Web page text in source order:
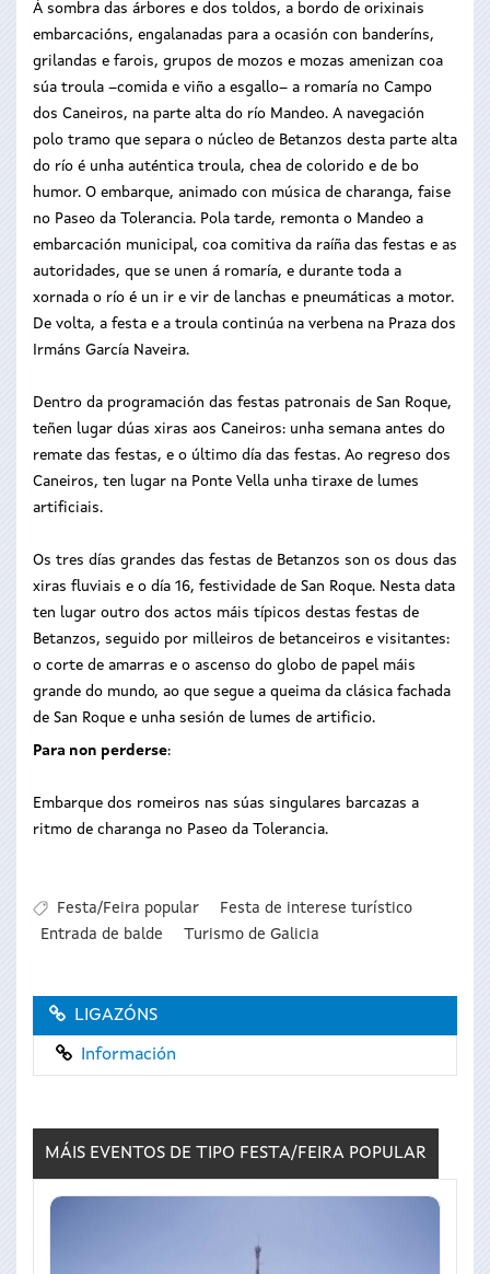
Á sombra das árbores e dos toldos, a bordo de orixinais
embarcacións, engalanadas para a ocasión con banderíns,
grilandas e farois, grupos de mozos e mozas amenizan coa
súa troula –comida e viño a esgallo– a romaría no Campo
dos Caneiros, na parte alta do río Mandeo. A navegación
polo tramo que separa o núcleo de Betanzos desta parte alta
do río é unha auténtica troula, chea de colorido e de bo
humor. O embarque, animado con música de charanga, faise
no Paseo da Tolerancia. Pola tarde, remonta o Mandeo a
embarcación municipal, coa comitiva da raíña das festas e as
autoridades, que se unen á romaría, e durante toda a
xornada o río é un ir e vir de lanchas e pneumáticas a motor.
De volta, a festa e a troula continúa na verbena na Praza dos
Irmáns García Naveira.
Dentro da programación das festas patronais de San Roque,
teñen lugar dúas xiras aos Caneiros: unha semana antes do
remate das festas, e o último día das festas. Ao regreso dos
Caneiros, ten lugar na Ponte Vella unha tiraxe de lumes
artificiais.
Os tres días grandes das festas de Betanzos son os dous das
xiras fluviais e o día 16, festividade de San Roque. Nesta data
ten lugar outro dos actos máis típicos destas festas de
Betanzos, seguido por milleiros de betanceiros e visitantes:
o corte de amarras e o ascenso do globo de papel máis
grande do mundo, ao que segue a queima da clásica fachada
de San Roque e unha sesión de lumes de artificio.
Para non perderse:
Embarque dos romeiros nas súas singulares barcazas a
ritmo de charanga no Paseo da Tolerancia.
Festa/Feira popular
Festa de interese turístico
Entrada de balde
Turismo de Galicia
LIGAZÓNS
Información
MÁIS EVENTOS DE TIPO FESTA/FEIRA POPULAR